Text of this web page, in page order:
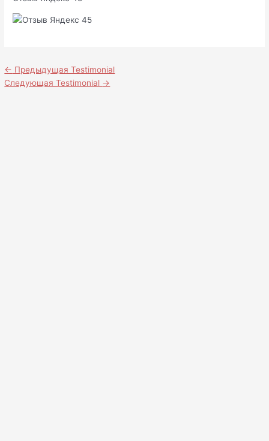
← Предыдущая Testimonial
Следующая Testimonial →